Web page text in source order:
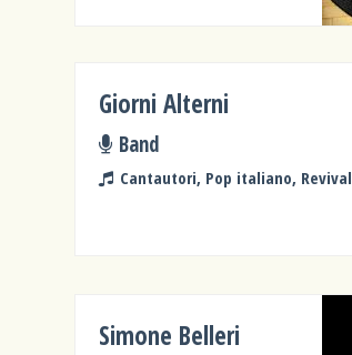
Giorni Alterni
Band
Cantautori, Pop italiano, Revival
Simone Belleri